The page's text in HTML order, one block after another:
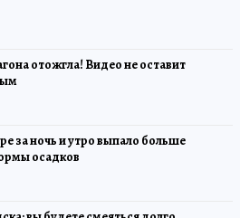
отожгла! Видео не оставит
за ночь и утро выпало больше
осадков